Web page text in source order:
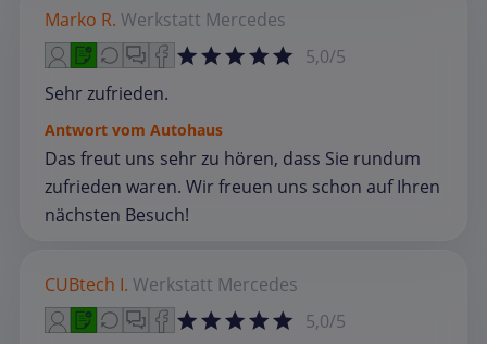
Marko R. Werkstatt Mercedes
5,0/5
Sehr zufrieden.
Antwort vom Autohaus
Das freut uns sehr zu hören, dass Sie rundum
zufrieden waren. Wir freuen uns schon auf Ihren
nächsten Besuch!
CUBtech I. Werkstatt Mercedes
5,0/5